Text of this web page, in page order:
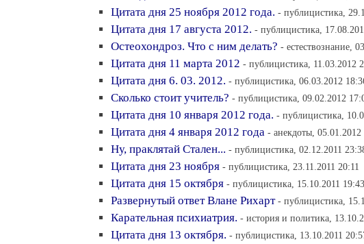
Цитата дня 25 ноября 2012 года. - публицистика,
Цитата дня 17 августа 2012. - публицистика,
Остеохондроз. Что с ним делать? - естествознание,
Цитата дня 11 марта 2012 - публицистика, 11.03.2012
Цитата дня 6. 03. 2012. - публицистика, 06.03.2012
Сколько стоит учитель? - публицистика, 09.02.2012
Цитата дня 10 января 2012 года. - публицистика,
Цитата дня 4 января 2012 года - анекдоты, 05.01.2012
Ну, праклятай Стален... - публицистика, 02.12.2011
Цитата дня 23 ноября - публицистика, 23.11.2011 20:11
Цитата дня 15 октября - публицистика, 15.10.2011 19:43
Развернутый ответ Влане Рихарт - публицистика,
Карательная психиатрия. - история и политика,
Цитата дня 13 октября. - публицистика, 13.10.2011